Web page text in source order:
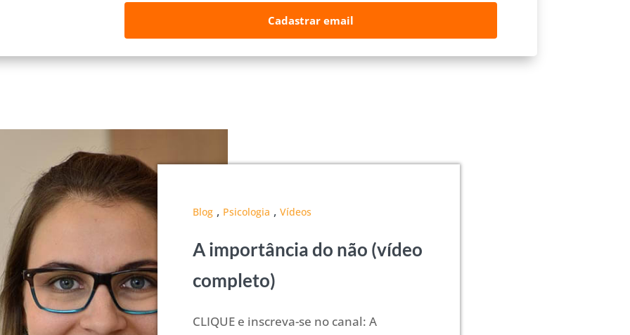
Cadastrar email
Blog , Psicologia , Vídeos
A importância do não (vídeo
completo)
CLIQUE e inscreva-se no canal: A